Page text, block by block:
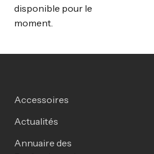
disponible pour le
moment.
Accessoires
Actualités
Annuaire des